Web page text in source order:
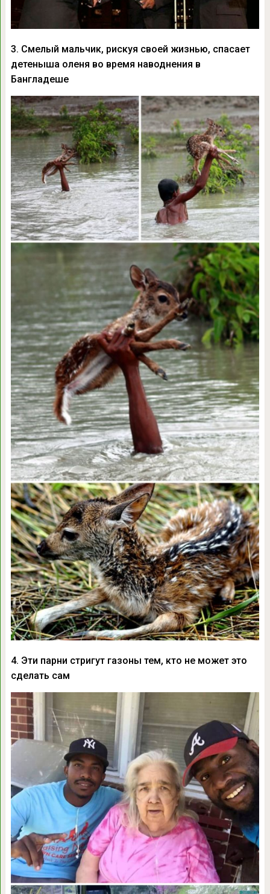
3. Смелый мальчик, рискуя своей жизнью, спасает
детеныша оленя во время наводнения в
Бангладеше
4. Эти парни стригут газоны тем, кто не может это
сделать сам